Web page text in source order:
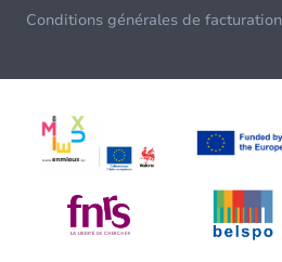
Conditions générales de facturation